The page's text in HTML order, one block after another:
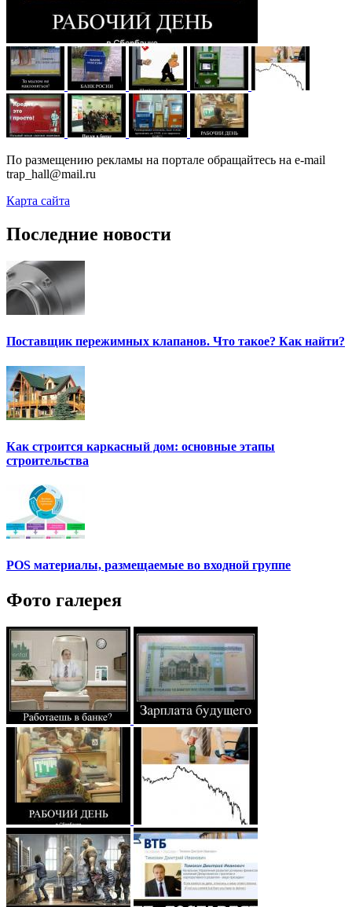
По размещению рекламы на портале обращайтесь на e-mail
trap_hall@mail.ru
Карта сайта
Последние новости
Поставщик пережимных клапанов. Что такое? Как найти?
Как строится каркасный дом: основные этапы
строительства
POS материалы, размещаемые во входной группе
Фото галерея